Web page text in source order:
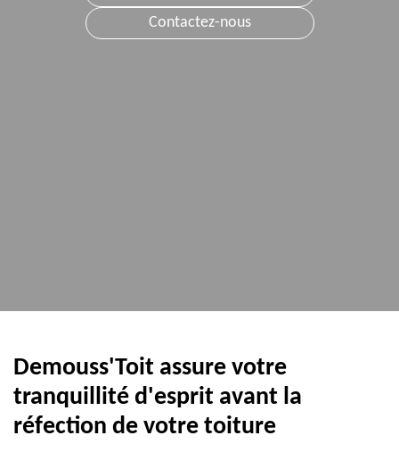
Contactez-nous
Demouss'Toit assure votre
tranquillité d'esprit avant la
réfection de votre toiture